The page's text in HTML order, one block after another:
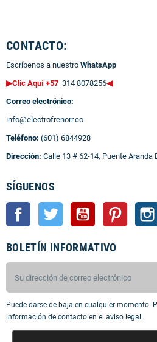
CONTACTO:
Escríbenos a nuestro WhatsApp
▶Clic Aquí +57 314 8078256◀
Correo electrónico:
info@electrofrenorr.co
Teléfono: (601) 6844928
Dirección: Calle 13 # 62-14, Puente Aranda
SÍGUENOS
Facebook Twitter YouTube Pinterest
BOLETÍN INFORMATIVO
Puede darse de baja en cualquier momento.
información de contacto en el aviso legal.